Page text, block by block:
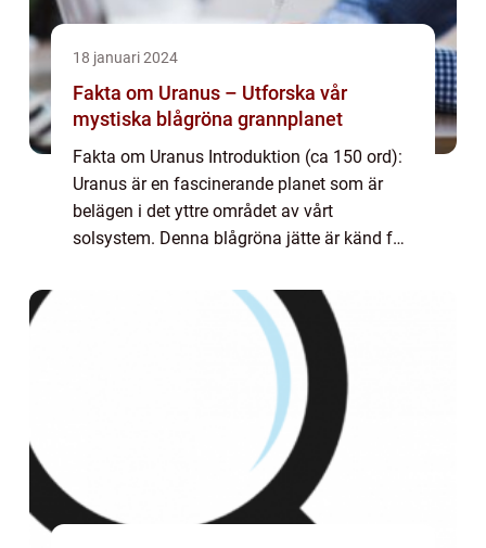
18 januari 2024
Fakta om Uranus – Utforska vår
mystiska blågröna grannplanet
Fakta om Uranus Introduktion (ca 150 ord):
Uranus är en fascinerande planet som är
belägen i det yttre området av vårt
solsystem. Denna blågröna jätte är känd för
plats i astronomins värld. I denna artikel